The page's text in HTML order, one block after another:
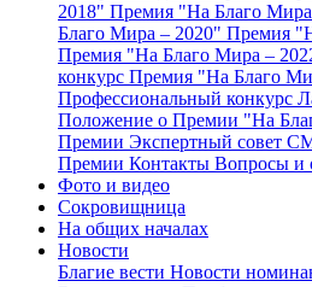
2018" Премия "На Благо
Благо Мира – 2020" Премия
Премия "На Благо Мира –
конкурс Премия "На Благо
Профессиональный конкурс
Положение о Премии "На
Премии Экспертный совет
Премии Контакты Вопросы и
Фото и видео
Сокровищница
На общих началах
Новости
Благие вести Новости